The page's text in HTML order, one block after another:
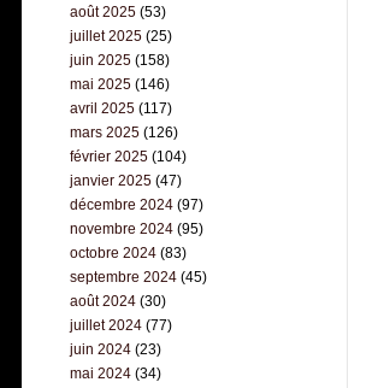
août 2025(53)
juillet 2025(25)
juin 2025(158)
mai 2025(146)
avril 2025(117)
mars 2025(126)
février 2025(104)
janvier 2025(47)
décembre 2024(97)
novembre 2024(95)
octobre 2024(83)
septembre 2024(45)
août 2024(30)
juillet 2024(77)
juin 2024(23)
mai 2024(34)